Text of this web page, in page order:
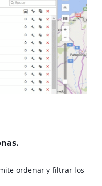
ordenar y filtrar los